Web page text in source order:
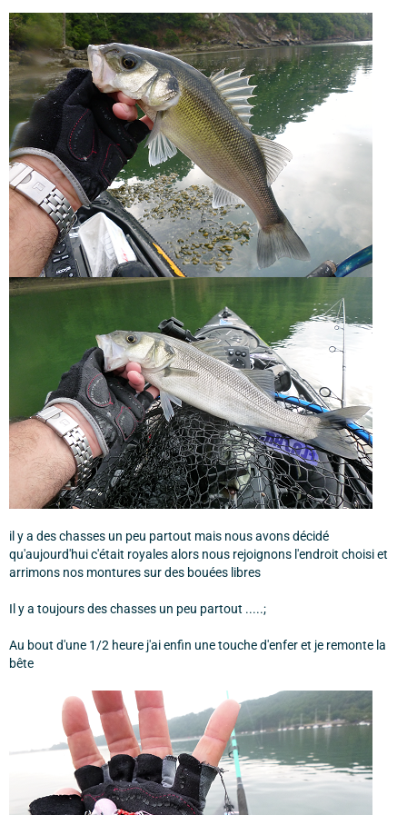
il y a des chasses un peu partout mais nous avons décidé
qu'aujourd'hui c'était royales alors nous rejoignons l'endroit choisi et
arrimons nos montures sur des bouées libres
Il y a toujours des chasses un peu partout .....;
Au bout d'une 1/2 heure j'ai enfin une touche d'enfer et je remonte la
bête